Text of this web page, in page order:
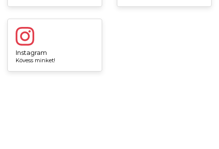
Instagram
Kövess minket!